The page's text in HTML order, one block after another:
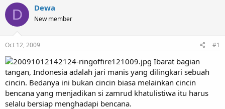
r
a
s
t
a
t
e
r
a
t
e
D Dewa
New member
Oct 12, 2009 #1
Ibarat bagian
tangan, Indonesia adalah jari manis yang dilingkari sebuah
cincin. Bedanya ini bukan cincin biasa melainkan cincin
bencana yang menjadikan si zamrud khatulistiwa itu harus
selalu bersiap menghadapi bencana.